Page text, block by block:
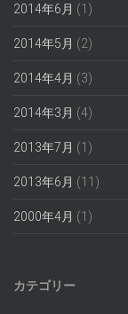
2014年6月 (1)
2014年5月 (2)
2014年4月 (3)
2014年3月 (4)
2013年7月 (1)
2013年6月 (11)
2000年4月 (1)
カテゴリー